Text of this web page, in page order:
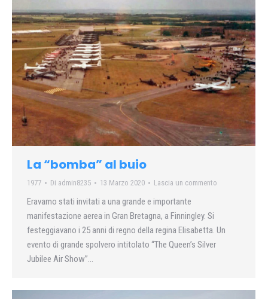
La “bomba” al buio
1977 Di admin8235 13 Marzo 2020 Lascia un commento
Eravamo stati invitati a una grande e importante
manifestazione aerea in Gran Bretagna, a Finningley. Si
festeggiavano i 25 anni di regno della regina Elisabetta. Un
evento di grande spolvero intitolato “The Queen’s Silver
Jubilee Air Show”…